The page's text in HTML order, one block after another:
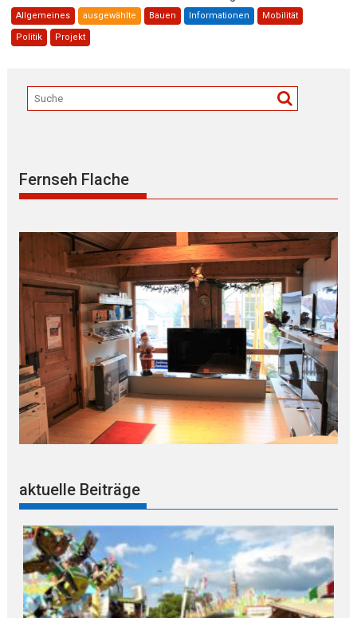
Allgemeines ausgewählte Bauen Informationen Mobilität
Politik Projekt
Fernseh Flache
aktuelle Beiträge